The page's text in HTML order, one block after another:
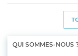
QUI SOMMES-NOUS